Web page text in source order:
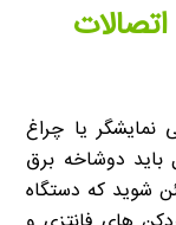
نمایشگر یا چراغ
باید دوشاخه برق
شوید که دستگاه